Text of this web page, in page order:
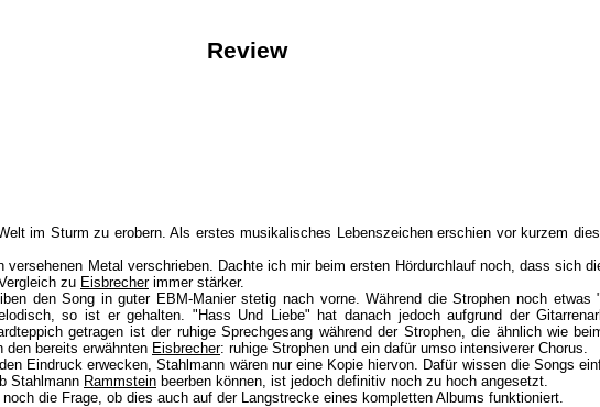
Review
im Sturm zu erobern. Als erstes musikalisches Lebenszeichen erschien vor kurzem
Metal verschrieben. Dachte ich mir beim ersten Hördurchlauf noch, dass sich
zu Eisbrecherimmer stärker.
den Song in guter EBM-Manier stetig nach vorne. Während die Strophen noch etwas
so ist er gehalten. "Hass Und Liebe" hat danach jedoch aufgrund der
getragen ist der ruhige Sprechgesang während der Strophen, die ähnlich wie
den bereits erwähnten Eisbrecher: ruhige Strophen und ein dafür umso intensiverer Chorus.
Eindruck erwecken, Stahlmann wären nur eine Kopie hiervon. Dafür wissen die Songs
Stahlmann Rammstein beerben können, ist jedoch definitiv noch zu hoch angesetzt.
die Frage, ob dies auch auf der Langstrecke eines kompletten Albums funktioniert.